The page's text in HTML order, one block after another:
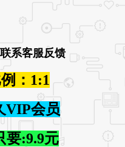
系客服反馈
：1:1
VIP会员
要:9.9元